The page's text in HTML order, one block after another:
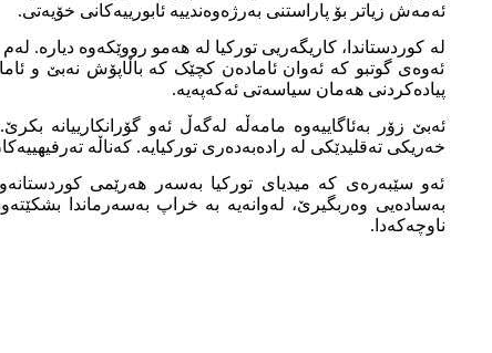
ئەمەش زیاتر بۆ پاراستنی بەرژەوەندییە ئابورییەکانی خۆیەتی.
لە کوردستاندا، کاریگەریی تورکیا لە هەمو رووێکەوە دیارە.
ئەوەی گوتبو کە ئەوان ئامادەن کچێک کە باڵاپۆش نەبێ و
پیادەکردنی هەمان سیاسەتی ئەکەپەیە.
ئەبێ زۆر بەئاگاییەوە مامەڵە لەگەڵ ئەو گۆرانکارییانە
خەریکی تەقلیدێکی لە رادەبەدەری تورکیایە. کەناڵە
ئەو سێبەرەی کە میدیای تورکیا بەسەر هەرێمی
بەسادەیی وەربگیرێ، لەوانەیە بە خراپ بەسەرماندا
ناوچەکەدا.